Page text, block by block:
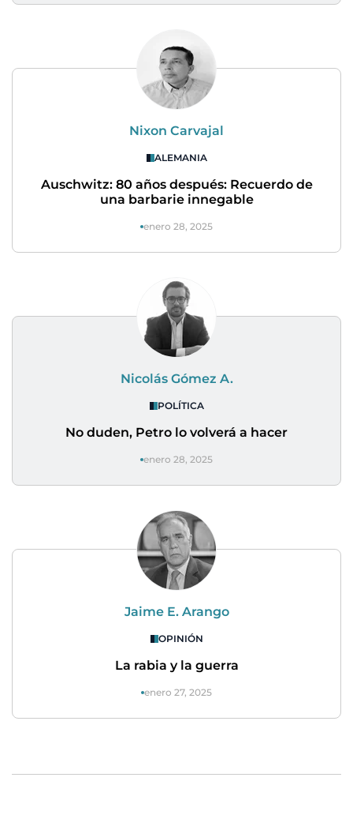
Nixon Carvajal
ALEMANIA
Auschwitz: 80 años después: Recuerdo de
una barbarie innegable
enero 28, 2025
Nicolás Gómez A.
POLÍTICA
No duden, Petro lo volverá a hacer
enero 28, 2025
Jaime E. Arango
OPINIÓN
La rabia y la guerra
enero 27, 2025